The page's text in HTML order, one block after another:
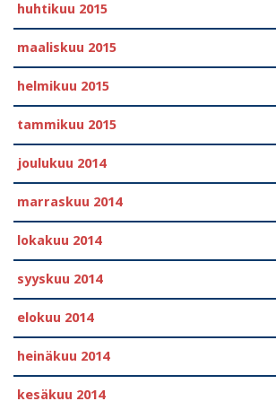
huhtikuu 2015
maaliskuu 2015
helmikuu 2015
tammikuu 2015
joulukuu 2014
marraskuu 2014
lokakuu 2014
syyskuu 2014
elokuu 2014
heinäkuu 2014
kesäkuu 2014